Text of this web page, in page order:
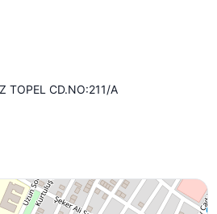
TOPEL CD.NO:211/A